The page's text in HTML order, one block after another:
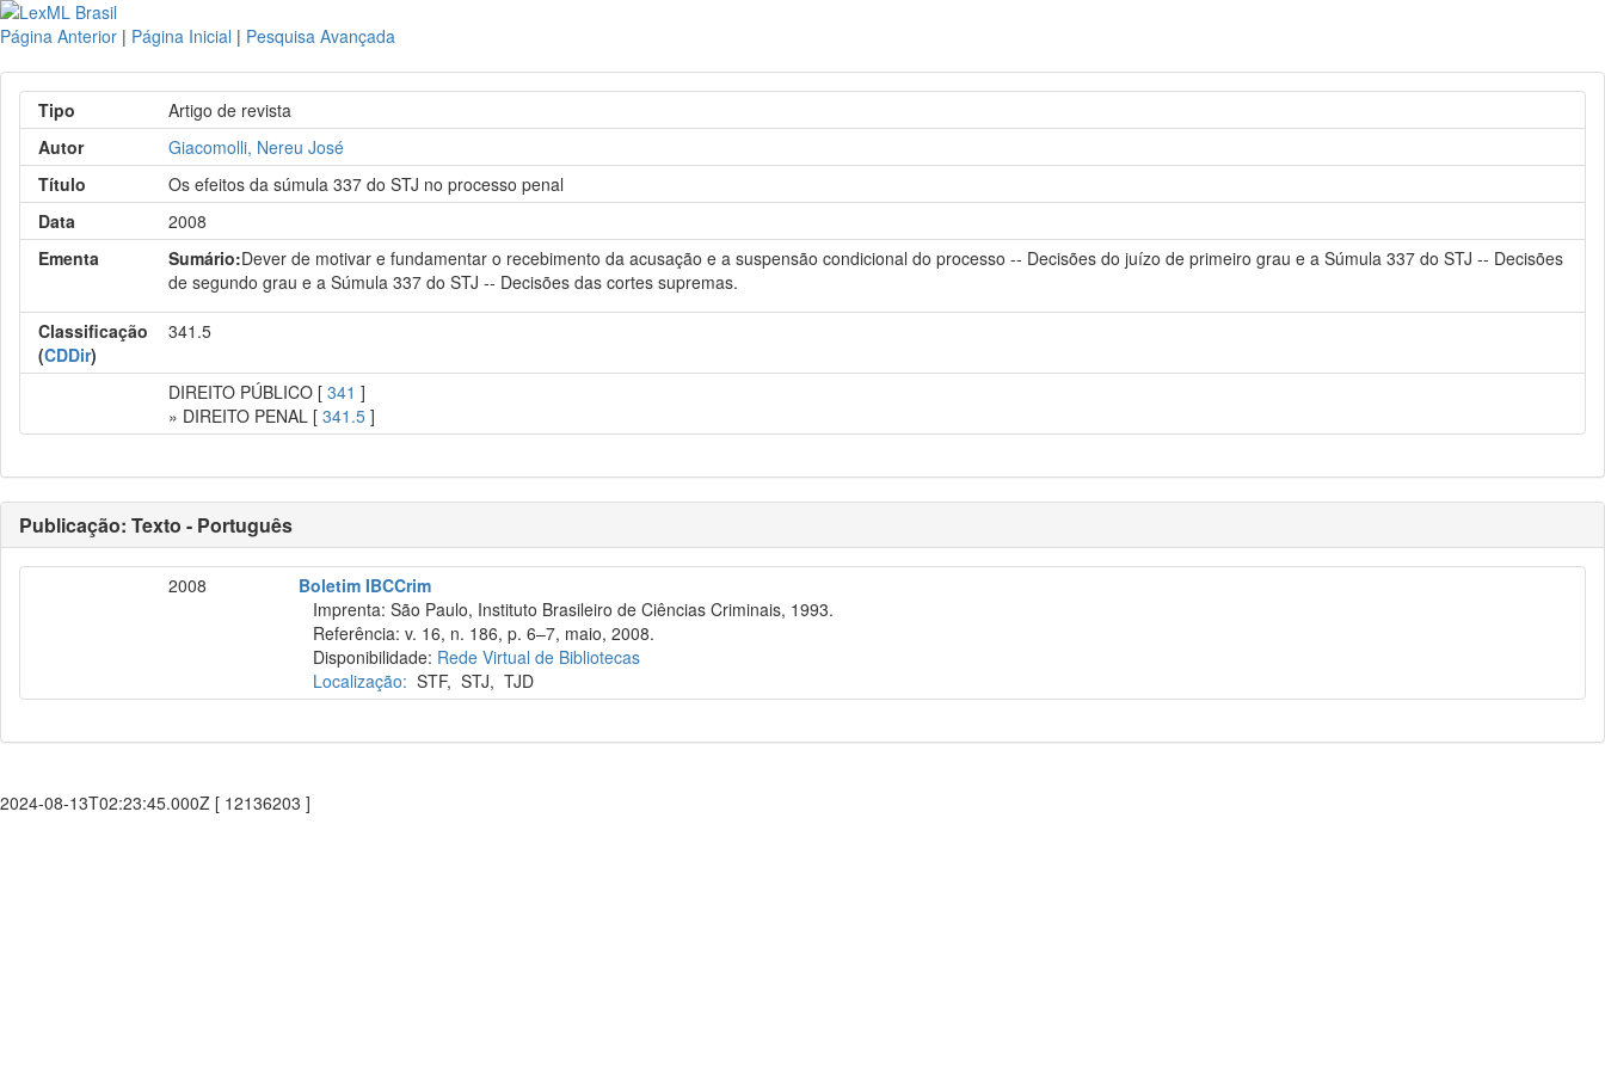
Página Anterior | Página Inicial | Pesquisa Avançada
Tipo
Artigo de revista
Autor
Giacomolli, Nereu José
Título
Os efeitos da súmula 337 do STJ no processo penal
Data
2008
Ementa
Sumário:Dever de motivar e fundamentar o recebimento da acusação e a suspensão condicional do processo -- Decisões do juízo de primeiro grau e a Súmula 337 do STJ -- Decisões
de segundo grau e a Súmula 337 do STJ -- Decisões das cortes supremas.
Classificação
(CDDir)
341.5
DIREITO PÚBLICO [341 ]
» DIREITO PENAL [341.5 ]
Publicação: Texto - Português
2008
Boletim IBCCrim
Imprenta: São Paulo, Instituto Brasileiro de Ciências Criminais, 1993.
Referência: v. 16, n. 186, p. 6–7, maio, 2008.
Disponibilidade: Rede Virtual de Bibliotecas
Localização: STF,STJ,TJD
2024-08-13T02:23:45.000Z [ 12136203 ]